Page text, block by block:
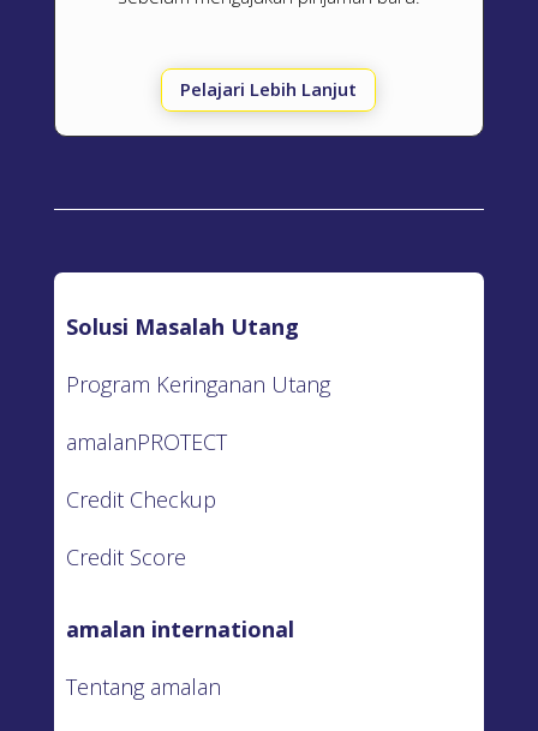
Pelajari Lebih Lanjut
Solusi Masalah Utang
Program Keringanan Utang
amalanPROTECT
Credit Checkup
Credit Score
amalan international
Tentang amalan